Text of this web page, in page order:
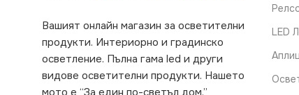
Вашият онлайн магазин за осветителни
продукти. Интериорно и градинско
осветление. Пълна гама led и други
видове осветителни продукти. Нашето
мото е “За един по-светъл дом.”
LED